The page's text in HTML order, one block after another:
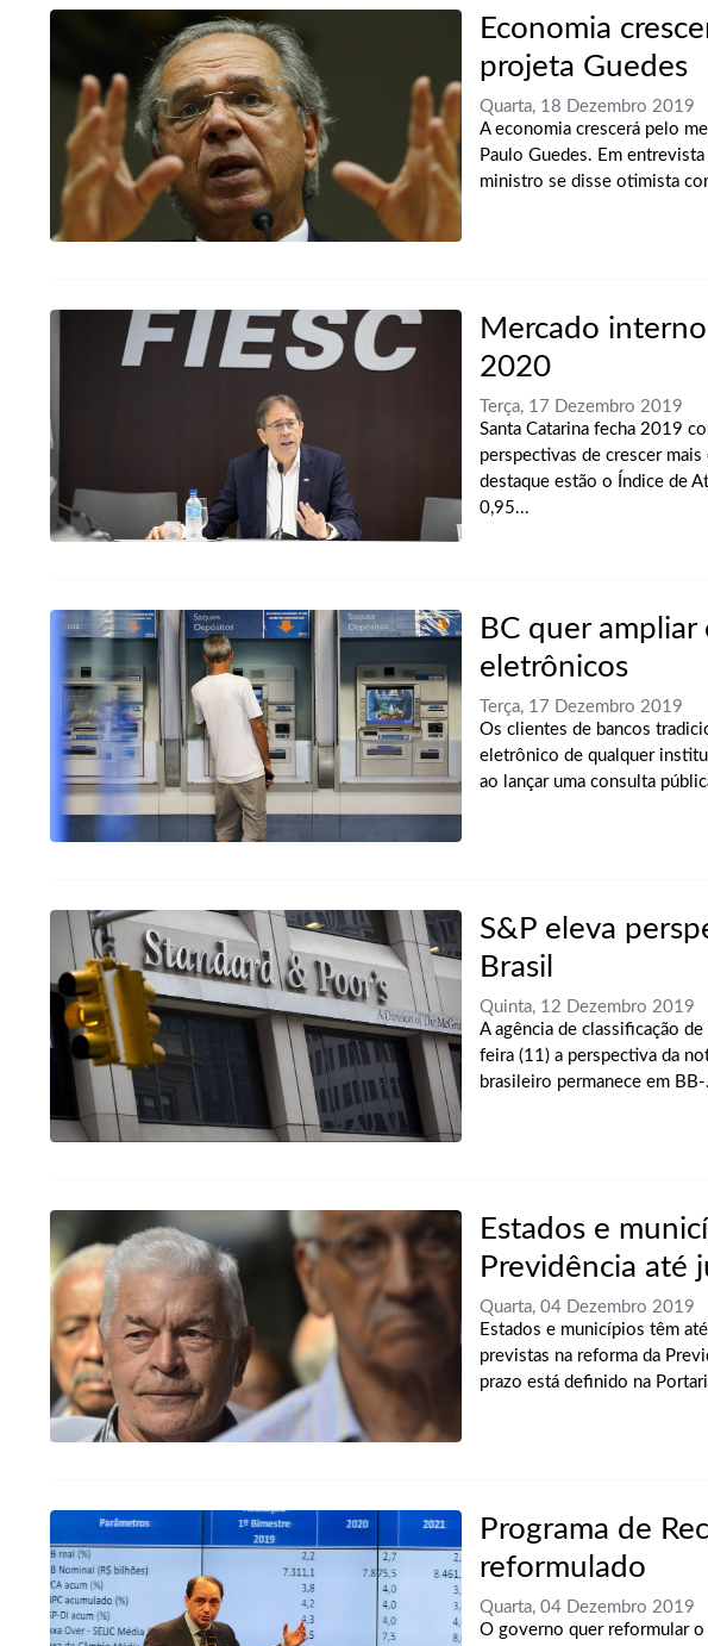
Economia
projeta Guedes
Quarta, 18 Dezembro 2019
A economia crescerá pelo
Paulo Guedes. Em
ministro se disse otimista
Mercado
2020
Terça, 17 Dezembro 2019
Santa Catarina fecha 2019
perspectivas de crescer
destaque estão o Índice de
0,95...
BC quer
eletrônicos
Terça, 17 Dezembro 2019
Os clientes de bancos
eletrônico de qualquer
ao lançar uma consulta
S&P eleva
Brasil
Quinta, 12 Dezembro 2019
A agência de classificação
feira (11) a perspectiva da
brasileiro permanece em
Estados e
Previdência até
Quarta, 04 Dezembro 2019
Estados e municípios têm
previstas na reforma da
prazo está definido na
Programa de
reformulado
Quarta, 04 Dezembro 2019
O governo quer reformular o